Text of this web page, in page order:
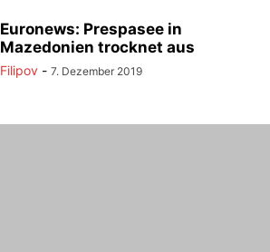
Euronews: Prespasee in
Mazedonien trocknet aus
Filipov - 7. Dezember 2019